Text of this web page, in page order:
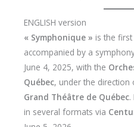
ENGLISH version
« Symphonique » is the
accompanied by a
June 4, 2025, with the
Québec, under the direction
Grand Théâtre de Québec.
in several formats via